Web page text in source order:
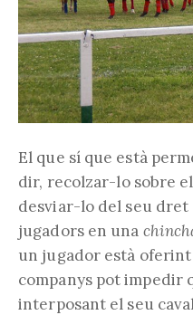
El que sí que està
dir, recolzar-lo sobre
desviar-lo del seu dret
jugadors en una
un jugador està oferint
companys pot impedir
interposant el seu